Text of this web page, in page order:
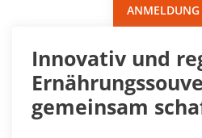
ANMELDUNG
Innovativ und
gemeinsam